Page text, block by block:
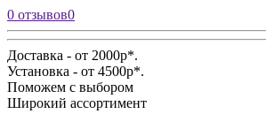
0 отзывов0
Доставка - от 2000р*.
Установка - от 4500р*.
Поможем с выбором
Широкий ассортимент